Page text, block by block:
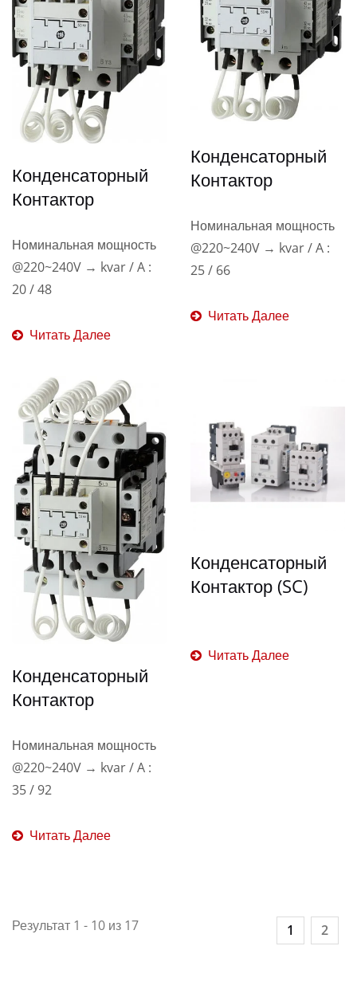
Конденсаторный
Контактор
Номинальная мощность
@220~240V → kvar / A :
20 / 48
Читать Далее
Конденсаторный
Контактор
Номинальная мощность
@220~240V → kvar / A :
25 / 66
Читать Далее
Конденсаторный
Контактор
Номинальная мощность
@220~240V → kvar / A :
35 / 92
Читать Далее
Конденсаторный
Контактор (SC)
Читать Далее
Результат 1 - 10 из 17 1 2